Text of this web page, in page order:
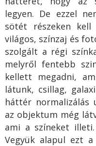
legyen. De ezzel
sötét részeken
világos, színzaj és
szolgált a régi
melyről fentebb
kellett megadni,
látunk, csillag,
háttér normalizálás
az objektum még
ami a színeket
Vegyük alapul ezt